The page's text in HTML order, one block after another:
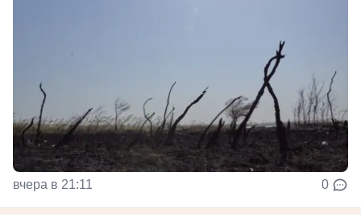
вчера в 21:11 0